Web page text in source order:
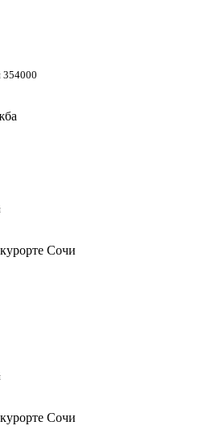
354000
Сочи
Сочи